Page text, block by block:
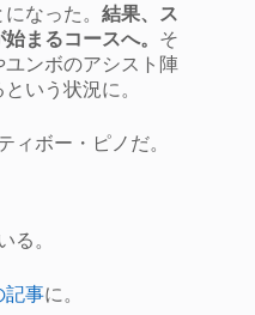
なった。 結果、ス
まるコースへ。 そ
ユンボのアシスト陣
いう状況に。
ィボー・ピノだ。
る。
記事に。